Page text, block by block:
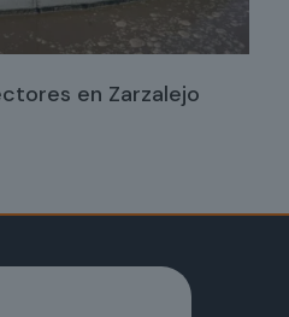
en Zarzalejo